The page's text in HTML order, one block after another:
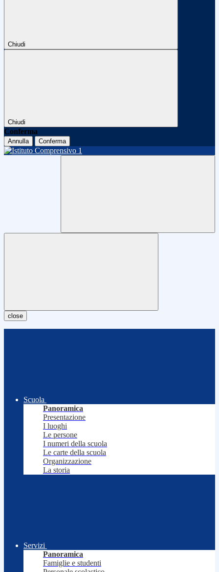
Chiudi
Chiudi
Conferma
Annulla Conferma
close
Scuola
Panoramica
Presentazione
I luoghi
Le persone
I numeri della scuola
Le carte della scuola
Organizzazione
La storia
Servizi
Panoramica
Famiglie e studenti